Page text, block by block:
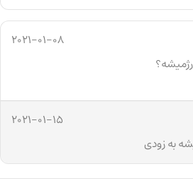
2021-01-08
2021-01-15
به زودی